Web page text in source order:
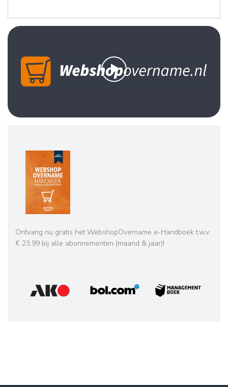
Ontvang nu gratis het WebshopOvername e-Handboek t.w.v.
€ 23,99 bij alle abonnementen (maand & jaar)!